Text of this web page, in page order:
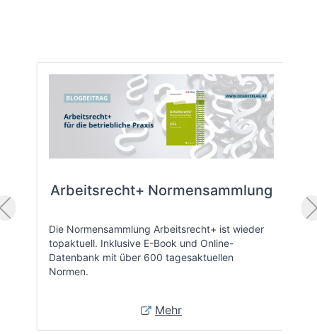
Arbeitsrecht+ Normensammlung
Die Normensammlung Arbeitsrecht+ ist wieder
topaktuell. Inklusive E-Book und Online-
Datenbank mit über 600 tagesaktuellen
Normen.
Mehr